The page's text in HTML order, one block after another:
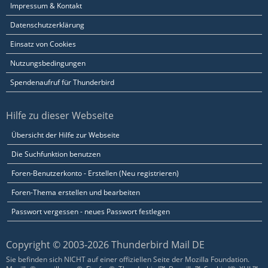
Impressum & Kontakt
Datenschutzerklärung
Einsatz von Cookies
Nutzungsbedingungen
Spendenaufruf für Thunderbird
Hilfe zu dieser Webseite
Übersicht der Hilfe zur Webseite
Die Suchfunktion benutzen
Foren-Benutzerkonto - Erstellen (Neu registrieren)
Foren-Thema erstellen und bearbeiten
Passwort vergessen - neues Passwort festlegen
Copyright © 2003-2026 Thunderbird Mail DE
Sie befinden sich NICHT auf einer offiziellen Seite der Mozilla Foundation.